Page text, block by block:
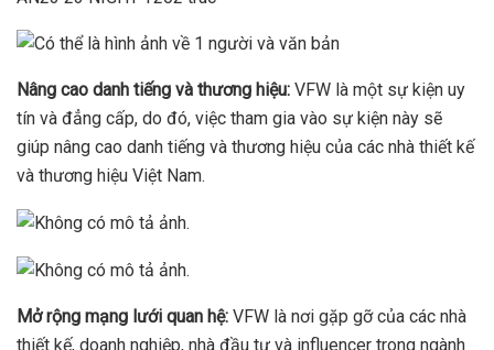
Nâng cao danh tiếng và thương hiệu: VFW là một sự kiện uy
tín và đẳng cấp, do đó, việc tham gia vào sự kiện này sẽ
giúp nâng cao danh tiếng và thương hiệu của các nhà thiết kế
và thương hiệu Việt Nam.
Mở rộng mạng lưới quan hệ: VFW là nơi gặp gỡ của các nhà
thiết kế, doanh nghiệp, nhà đầu tư và influencer trong ngành